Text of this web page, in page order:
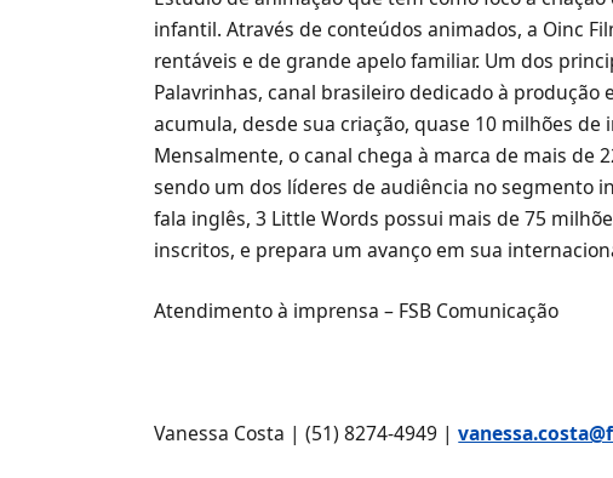
infantil. Através de conteúdos animados, a Oinc
rentáveis e de grande apelo familiar. Um dos
Palavrinhas, canal brasileiro dedicado à
acumula, desde sua criação, quase 10 milhões de
Mensalmente, o canal chega à marca de mais de
sendo um dos líderes de audiência no segmento
fala inglês, 3 Little Words possui mais de 75
inscritos, e prepara um avanço em sua
Atendimento à imprensa – FSB Comunicação
Vanessa Costa | (51) 8274-4949 |